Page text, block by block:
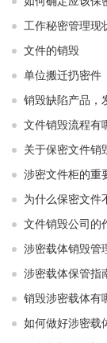
工作秘密管理现
文件的销毁
单位搬迁扔密件
销毁缺陷产品，
文件销毁流程有
关于保密文件销
涉密文件柜的重
为什么保密文件
文件销毁公司的
涉密载体销毁管
涉密载体保管指
销毁涉密载体有
如何做好涉密载